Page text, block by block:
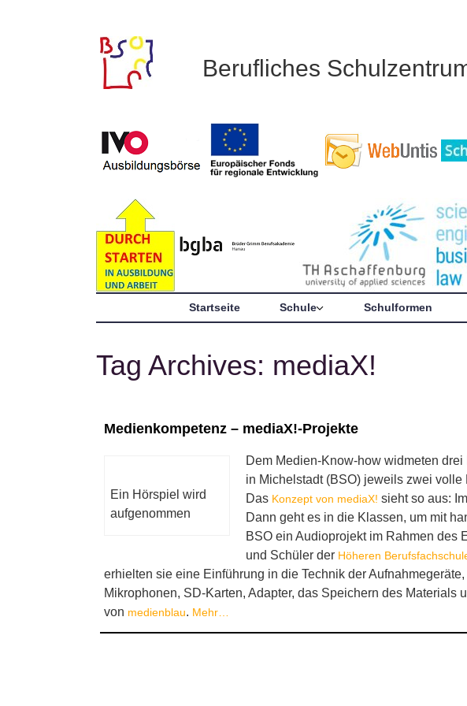
Berufliches
Startseite Schule Schulformen
Tag Archives: mediaX!
Medienkompetenz – mediaX!-Projekte
Ein Hörspiel wird
aufgenommen
Dem Medien-Know-how widmeten
in Michelstadt (BSO) jeweils zwei
Das Konzept von mediaX! sieht so aus:
Dann geht es in die Klassen, um mit
BSO ein Audioprojekt im Rahmen des
und Schüler der Höheren
erhielten sie eine Einführung in die Technik der
Mikrophonen, SD-Karten, Adapter, das Speichern des
von medienblau. Mehr…